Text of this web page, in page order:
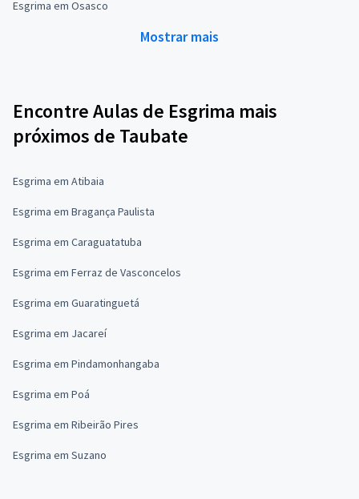
Esgrima em Osasco
Mostrar mais
Encontre Aulas de Esgrima mais
próximos de Taubate
Esgrima em Atibaia
Esgrima em Bragança Paulista
Esgrima em Caraguatatuba
Esgrima em Ferraz de Vasconcelos
Esgrima em Guaratinguetá
Esgrima em Jacareí
Esgrima em Pindamonhangaba
Esgrima em Poá
Esgrima em Ribeirão Pires
Esgrima em Suzano